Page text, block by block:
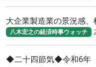
大企業製造業の景況感
八木宏之の経済時事ウォッチ
◆二十四節気◆令和6年